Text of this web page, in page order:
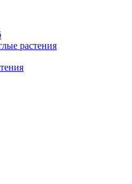
растения